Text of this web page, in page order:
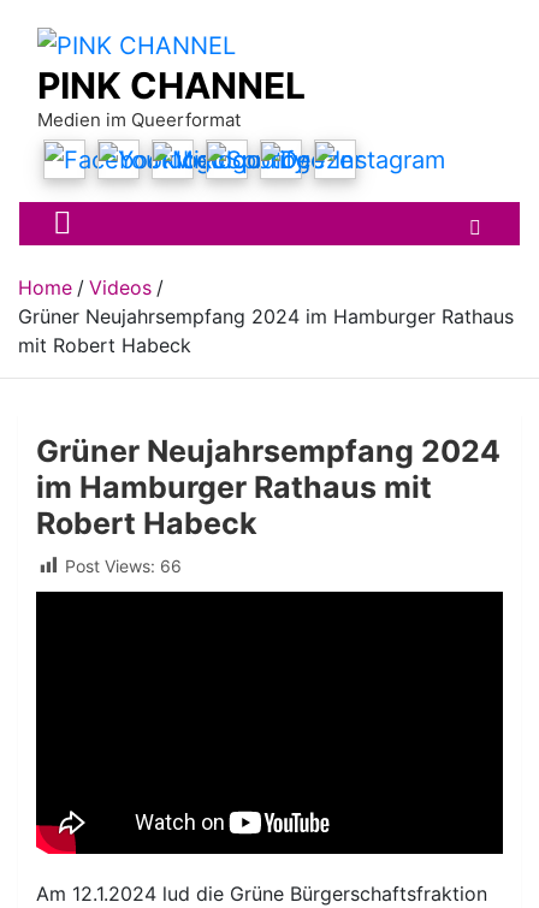
contentPINK CHANNEL
Medien im Queerformat
Home
Videos
Grüner Neujahrsempfang 2024 im Hamburger Rathaus
mit Robert Habeck
Grüner Neujahrsempfang 2024
im Hamburger Rathaus mit
Robert Habeck
Post Views: 66
Am 12.1.2024 lud die Grüne Bürgerschaftsfraktion